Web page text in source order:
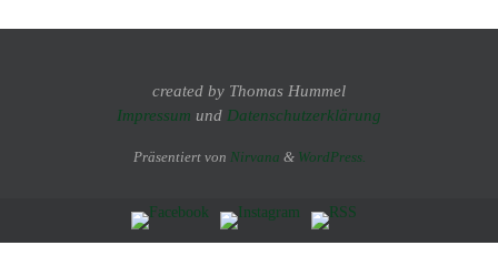
created by Thomas Hummel
Impressum und Datenschutzerklärung
Präsentiert von Nirvana & WordPress.